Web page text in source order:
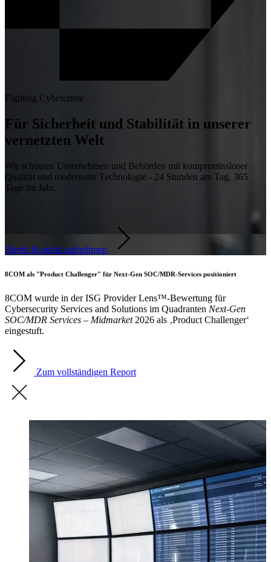
Fighting Cybercrime
Für Sicherheit und Stabilität in unserer
vernetzten Welt
Wir schützen Unternehmen und Behörden mit kompromissloser
Qualität und modernster Technologie - 24 Stunden am Tag, 365
Tage im Jahr.
Direkt Kontakt aufnehmen
8COM als "Product Challenger" für Next-Gen SOC/MDR-Services positioniert
8COM wurde in der ISG Provider Lens™-Bewertung für
Cybersecurity Services and Solutions im Quadranten Next-Gen
SOC/MDR Services – Midmarket2026 als ‚Product Challenger‘
eingestuft.
Zum vollständigen Report